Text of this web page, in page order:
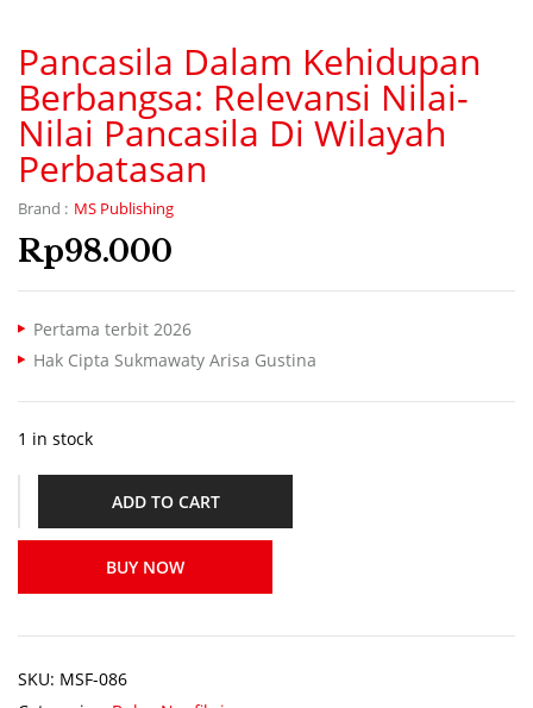
Pancasila Dalam Kehidupan
Berbangsa: Relevansi Nilai-
Nilai Pancasila Di Wilayah
Perbatasan
Brand : MS Publishing
Rp98.000
Pertama terbit 2026
Hak Cipta Sukmawaty Arisa Gustina
1 in stock
ADD TO CART
BUY NOW
SKU: MSF-086